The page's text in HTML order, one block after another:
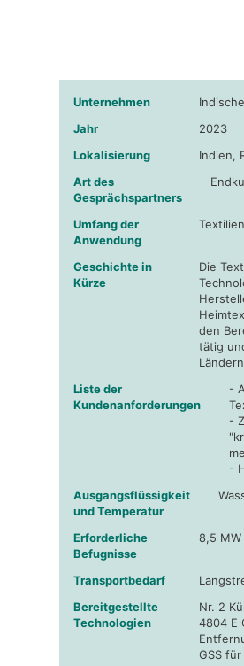
Unternehmen
Jahr
2023
Lokalisierung
Indien,
Art des
Gesprächspartners
Umfang der
Anwendung
Geschichte in
Kürze
Die
den
tätig
Liste der
Kundenanforderungen
-
-
-
Ausgangsflüssigkeit
und Temperatur
Erforderliche
Befugnisse
8,5 MW
Transportbedarf
Bereitgestellte
Technologien
Nr. 2
4804 E
GSS